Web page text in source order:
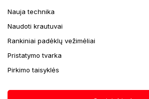
Nauja technika
Naudoti krautuvai
Rankiniai padėklų vežimėliai
Pristatymo tvarka
Pirkimo taisyklės